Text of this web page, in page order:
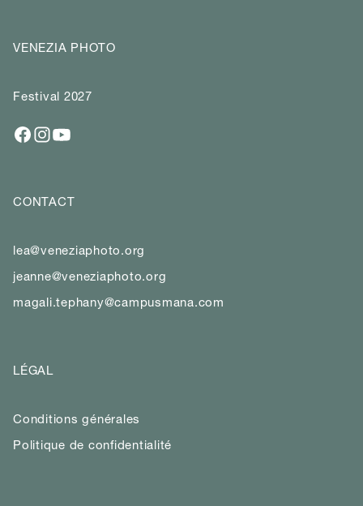
VENEZIA PHOTO
Festival 2027
CONTACT
lea@veneziaphoto.org
jeanne@veneziaphoto.org
magali.tephany@campusmana.com
LÉGAL
Conditions générales
Politique de confidentialité